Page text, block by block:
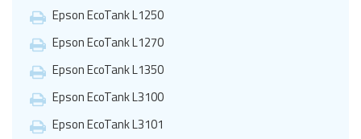
Epson EcoTank L1250
Epson EcoTank L1270
Epson EcoTank L1350
Epson EcoTank L3100
Epson EcoTank L3101